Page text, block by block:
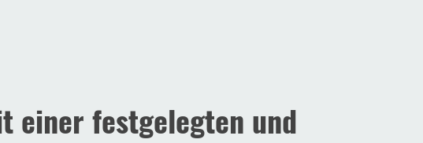
einer festgelegten und